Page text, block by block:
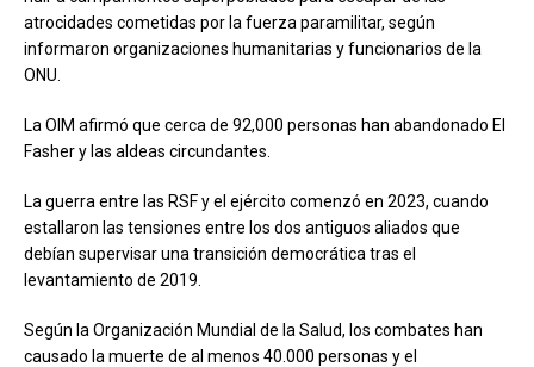
atrocidades cometidas por la fuerza paramilitar, según
informaron organizaciones humanitarias y funcionarios de la
ONU.
La OIM afirmó que cerca de 92,000 personas han abandonado El
Fasher y las aldeas circundantes.
La guerra entre las RSF y el ejército comenzó en 2023, cuando
estallaron las tensiones entre los dos antiguos aliados que
debían supervisar una transición democrática tras el
levantamiento de 2019.
Según la Organización Mundial de la Salud, los combates han
causado la muerte de al menos 40.000 personas y el